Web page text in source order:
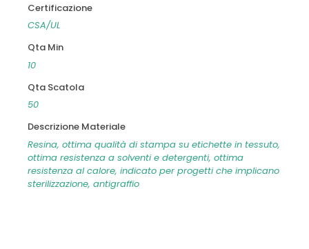
Certificazione
CSA/UL
Qta Min
10
Qta Scatola
50
Descrizione Materiale
Resina, ottima qualità di stampa su etichette in tessuto,
ottima resistenza a solventi e detergenti, ottima
resistenza al calore, indicato per progetti che implicano
sterilizzazione, antigraffio